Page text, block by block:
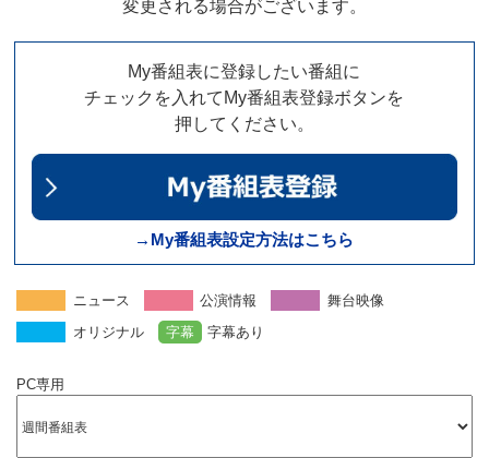
変更される場合がございます。
My番組表に登録したい番組に
チェックを入れてMy番組表登録ボタンを
押してください。
→My番組表設定方法はこちら
ニュース 公演情報
舞台映像
オリジナル
字幕 字幕あり
PC専用